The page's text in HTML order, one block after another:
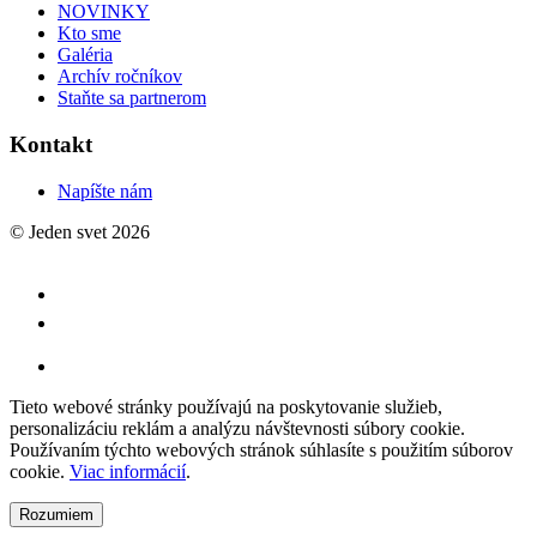
NOVINKY
Kto sme
Galéria
Archív ročníkov
Staňte sa partnerom
Kontakt
Napíšte nám
© Jeden svet 2026
Tieto webové stránky používajú na poskytovanie služieb,
personalizáciu reklám a analýzu návštevnosti súbory cookie.
Používaním týchto webových stránok súhlasíte s použitím súborov
cookie. Viac informácií.
Rozumiem